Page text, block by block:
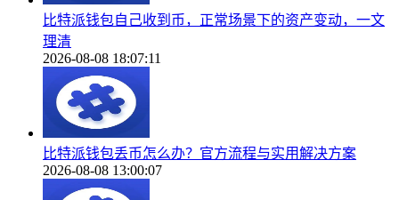
比特派钱包自己收到币，正常场景下的资产变动，一文
理清
2026-08-08 18:07:11
比特派钱包丢币怎么办？官方流程与实用解决方案
2026-08-08 13:00:07